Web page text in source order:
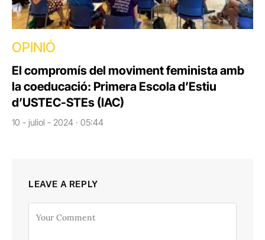
OPINIÓ
El compromís del moviment feminista amb
la coeducació: Primera Escola d’Estiu
d’USTEC-STEs (IAC)
10 - juliol - 2024 · 05:44
LEAVE A REPLY